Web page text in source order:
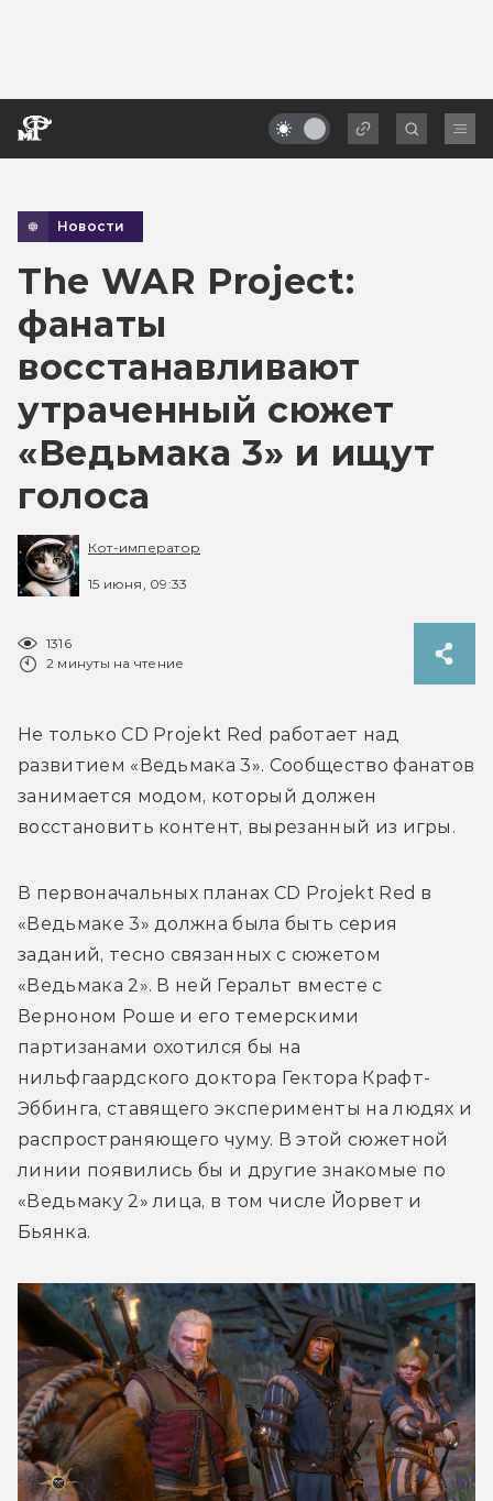
Новости
The WAR Project:
фанаты
восстанавливают
утраченный сюжет
«Ведьмака 3» и ищут
голоса
Кот-император
15 июня, 09:33
1316
2 минуты на чтение
Не только CD Projekt Red работает над
развитием «Ведьмака 3». Сообщество фанатов
занимается модом, который должен
В первоначальных планах CD Projekt Red в
«Ведьмаке 3» должна была быть серия
заданий, тесно связанных с сюжетом
«Ведьмака 2». В ней Геральт вместе с
Верноном Роше и его темерскими
партизанами охотился бы на
нильфгаардского доктора Гектора Крафт-
Эббинга, ставящего эксперименты на людях и
распространяющего чуму. В этой сюжетной
линии появились бы и другие знакомые по
«Ведьмаку 2» лица, в том числе Йорвет и